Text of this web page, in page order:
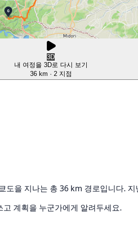
3D
내 여정을 3D로 다시 보기
36 km · 2 지점
을 지나는 총 36 km 경로입니다.
계획을 누군가에게 알려두세요.